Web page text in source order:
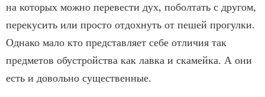
на которых можно перевести дух, поболтать с другом,
перекусить или просто отдохнуть от пешей прогулки.
Однако мало кто представляет себе отличия так
предметов обустройства как лавка и скамейка. А они
есть и довольно существенные.